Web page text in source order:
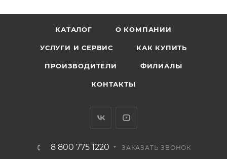
КАТАЛОГ О КОМПАНИИ
УСЛУГИ И СЕРВИС КАК КУПИТЬ
ПРОИЗВОДИТЕЛИ ФИЛИАЛЫ
КОНТАКТЫ
8 800 775 1220 ЗАКАЗАТЬ ЗВОНОК